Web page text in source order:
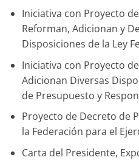
Iniciativa con Proyecto
Reforman, Adicionan y
Disposiciones de la Ley
Iniciativa con Proyecto
Adicionan Diversas
de Presupuesto y
Proyecto de Decreto de
la Federación para el
Carta del Presidente,